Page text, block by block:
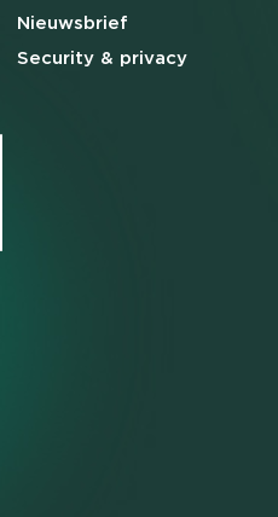
Nieuwsbrief
Security & privacy